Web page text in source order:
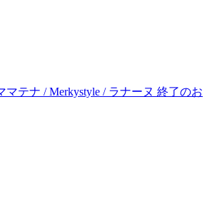
マテナ / Merkystyle / ラナーヌ 終了のお